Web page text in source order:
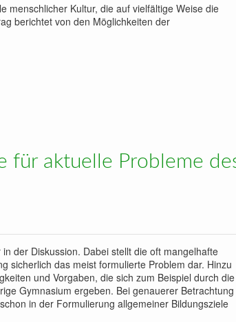
menschlicher Kultur, die auf vielfältige Weise die
berichtet von den Möglichkeiten der
für aktuelle Probleme
der Diskussion. Dabei stellt die oft mangelhafte
sicherlich das meist formulierte Problem dar. Hinzu
und Vorgaben, die sich zum Beispiel durch die
Gymnasium ergeben. Bei genauerer Betrachtung
in der Formulierung allgemeiner Bildungsziele